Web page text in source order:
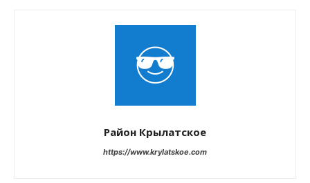
Район Крылатское
https://www.krylatskoe.com